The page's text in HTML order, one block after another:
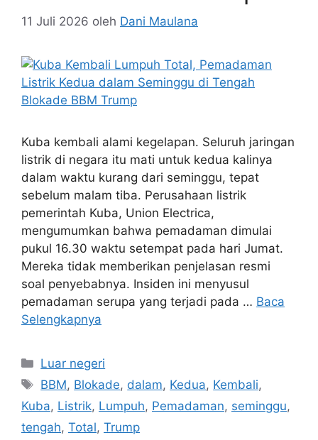
11 Juli 2026 oleh Dani Maulana
Kuba kembali alami kegelapan. Seluruh jaringan
listrik di negara itu mati untuk kedua kalinya
dalam waktu kurang dari seminggu, tepat
sebelum malam tiba. Perusahaan listrik
pemerintah Kuba, Union Electrica,
mengumumkan bahwa pemadaman dimulai
pukul 16.30 waktu setempat pada hari Jumat.
Mereka tidak memberikan penjelasan resmi
soal penyebabnya. Insiden ini menyusul
pemadaman serupa yang terjadi pada … Baca
Selengkapnya
Kategori
Luar negeri
Tag
BBM, Blokade, dalam, Kedua, Kembali,
Kuba, Listrik, Lumpuh, Pemadaman, seminggu,
tengah, Total, Trump